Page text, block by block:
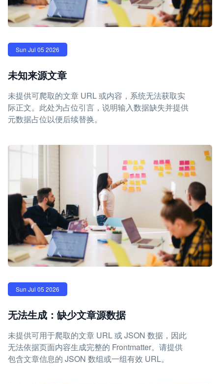
Sun Jul 05 2026
未知来源文章
未提供可爬取的文章 URL 或内容，系统无法获取实
际正文。此处为占位引言，说明输入数据缺失并提供
元数据占位以便后续替换。
Sun Jul 05 2026
无法生成：缺少文章源数据
未提供可用于爬取的文章 URL 或 JSON 数据，因此
无法依据页面内容生成完整的 Frontmatter。请提供
包含文章信息的 JSON 数组或一组有效 URL。